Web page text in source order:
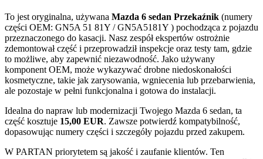
To jest oryginalna, używana Mazda 6 sedan Przekaźnik (numery
części OEM: GN5A 51 81Y / GN5A5181Y ) pochodząca z pojazdu
przeznaczonego do kasacji. Nasz zespół ekspertów ostrożnie
zdemontował część i przeprowadził inspekcje oraz testy tam, gdzie
to możliwe, aby zapewnić niezawodność. Jako używany
komponent OEM, może wykazywać drobne niedoskonałości
kosmetyczne, takie jak zarysowania, wgniecenia lub przebarwienia,
ale pozostaje w pełni funkcjonalna i gotowa do instalacji.
Idealna do napraw lub modernizacji Twojego Mazda 6 sedan, ta
część kosztuje 15,00 EUR. Zawsze potwierdź kompatybilność,
dopasowując numery części i szczegóły pojazdu przed zakupem.
W PARTAN priorytetem są jakość i zaufanie klientów. Ten